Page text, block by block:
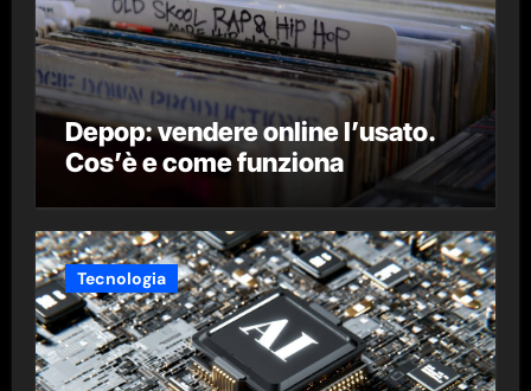
Depop: vendere online l’usato.
Cos’è e come funziona
Tecnologia